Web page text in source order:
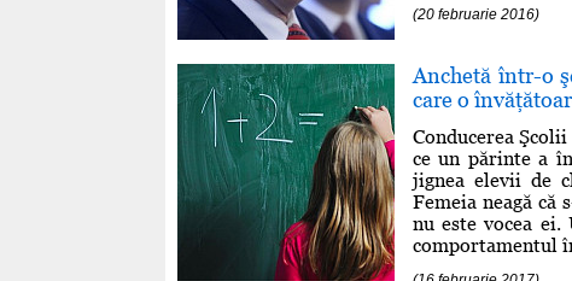
(20 februarie 2016)
Anchetă într-o
care o
Conducerea
ce un părinte a
jignea elevii de
Femeia neagă
nu este vocea
comportamentul